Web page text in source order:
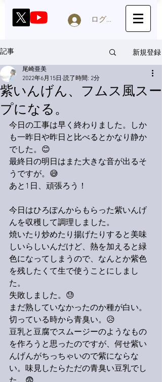
ログイン
記事 新規登録
紫いんげん、フムス風スー
プになる。
尾崎亜美
2022年6月15日 読了時間: 2分
今日の工事は早く終わりました。しか
も一昨日や昨日と比べるとかなり静か
でした。😊
最終日の明日はまた大きな音が出るそ
うですが。😅
あと1日、頑張ろう！
今日はひろぽんからもらった紫いんげ
んを収穫して調理しました。
焼いたり炒めたり揚げたりすると美味
しいらしいんだけど、熱を加えると緑
色になってしまうので、なんとか紫色
を残したくて生で使うことにしまし
た。
失敗しました。😓
まだ熟していなかったのか種が白い。
切っている時から青臭い。😥
豆乳と豆腐でスムージーのようなもの
を作ろうと思ったのですが、何せ紫い
んげんがちっちゃいので紫にならな
い。味見したらただの青臭い豆乳でし